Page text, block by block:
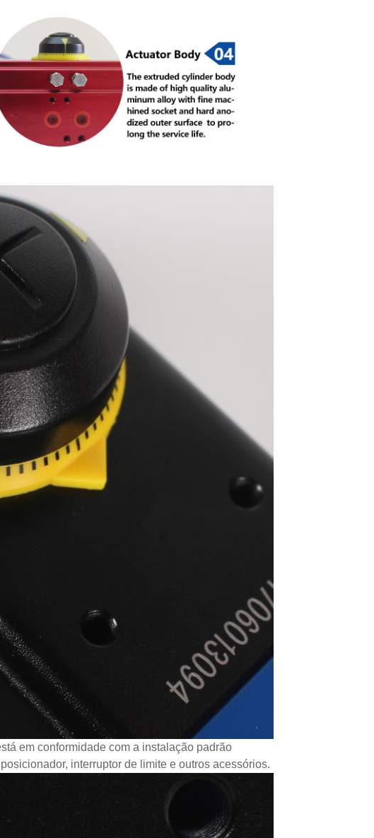
em conformidade com a instalação padrão
interruptor de limite e outros acessórios.